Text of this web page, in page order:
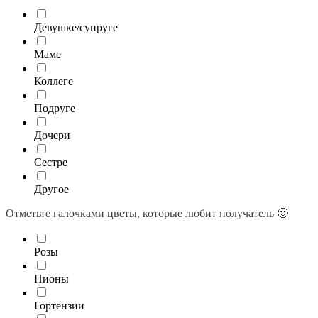
Девушке/супруге
Маме
Коллеге
Подруге
Дочери
Сестре
Другое
Отметьте галочками цветы, которые любит получатель 🙂
Розы
Пионы
Гортензии